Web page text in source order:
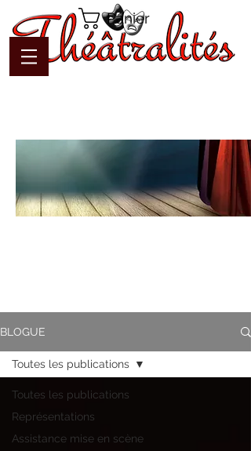
Panier
BLOGUE
Toutes les publications
Représentations
Assistance mise en scène
Toutes les publications